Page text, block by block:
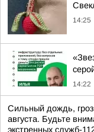
14:25
14:22
Сильный дождь,
августа. Будьте
экстренных служб-